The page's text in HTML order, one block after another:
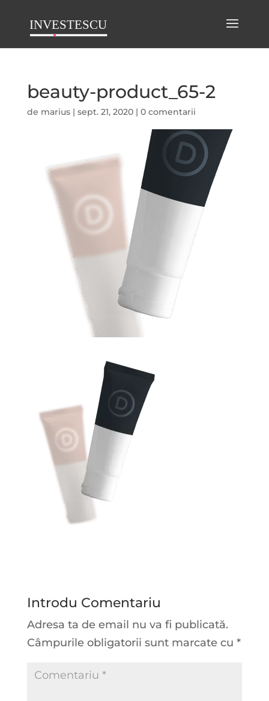
beauty-product_65-2
de marius| sept. 21, 2020| 0 comentarii
Introdu Comentariu
Adresa ta de email nu va fi publicată.
Câmpurile obligatorii sunt marcate cu *